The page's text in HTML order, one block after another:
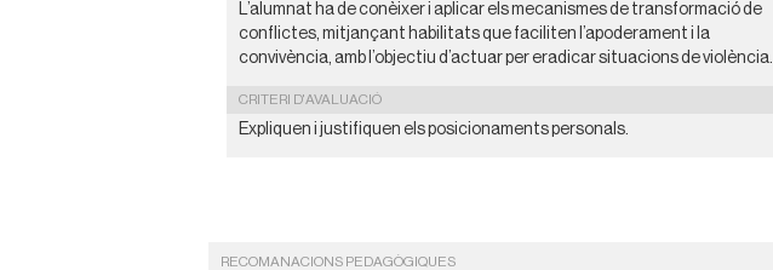
L’alumnat ha de conèixer i aplicar els mecanismes de transformació de
conflictes, mitjançant habilitats que faciliten l’apoderament i la
convivència, amb l’objectiu d’actuar per eradicar situacions de violència.
CRITERI D'AVALUACIÓ
Expliquen i justifiquen els posicionaments personals.
RECOMANACIONS PEDAGÒGIQUES